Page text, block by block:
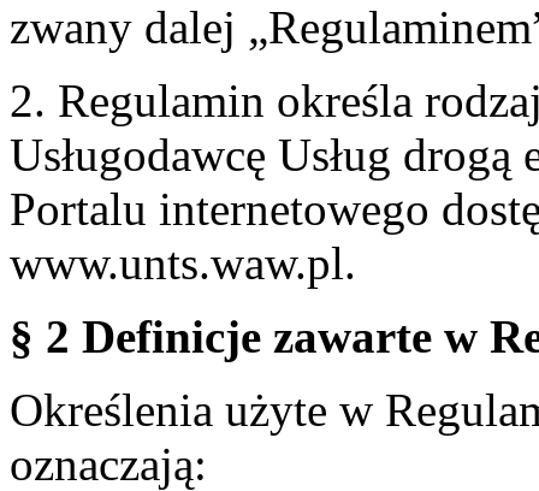
zwany dalej
2. Regulamin określa
Usługodawcę Usług
Portalu internetowego
www.unts.waw.pl.
§ 2 Definicje zawarte w
Określenia użyte w
oznaczają: